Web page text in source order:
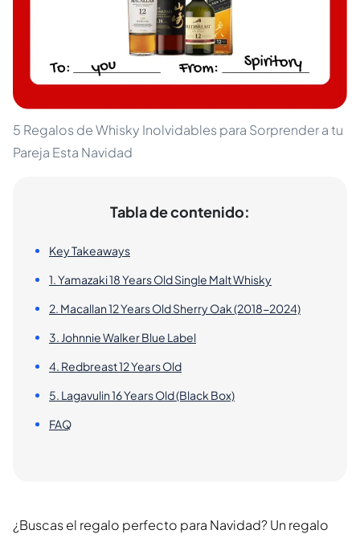
5 Regalos de Whisky Inolvidables para Sorprender a tu
Pareja Esta Navidad
Tabla de contenido:
Key Takeaways
1. Yamazaki 18 Years Old Single Malt Whisky
2. Macallan 12 Years Old Sherry Oak (2018-2024)
3. Johnnie Walker Blue Label
4. Redbreast 12 Years Old
5. Lagavulin 16 Years Old (Black Box)
FAQ
¿Buscas el regalo perfecto para Navidad? Un regalo